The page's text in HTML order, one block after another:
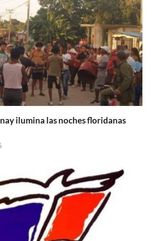
ilumina las noches floridanas